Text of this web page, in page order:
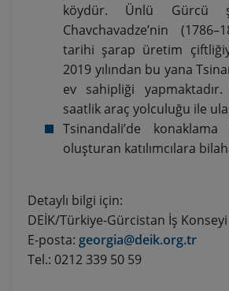
köydür. Ünlü Gürcü
Chavchavadze’nin
tarihi şarap üretim
2019 yılından bu yana
ev sahipliği yapmaktadır.
saatlik araç yolculuğu ile
Tsinandali’de
oluşturan katılımcılara
Detaylı bilgi için:
DEİK/Türkiye-Gürcistan İş Konseyi
E-posta: georgia@deik.org.tr
Tel.: 0212 339 50 59